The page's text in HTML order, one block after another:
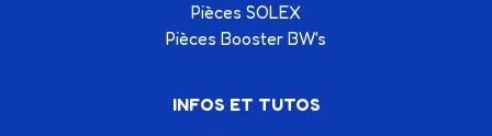
Pièces SOLEX
Pièces Booster BW's
INFOS ET TUTOS